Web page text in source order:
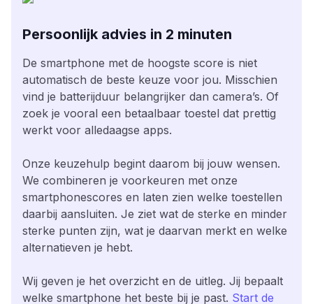
Persoonlijk advies in 2 minuten
De smartphone met de hoogste score is niet
automatisch de beste keuze voor jou. Misschien
vind je batterijduur belangrijker dan camera’s. Of
zoek je vooral een betaalbaar toestel dat prettig
werkt voor alledaagse apps.
Onze keuzehulp begint daarom bij jouw wensen.
We combineren je voorkeuren met onze
smartphonescores en laten zien welke toestellen
daarbij aansluiten. Je ziet wat de sterke en minder
sterke punten zijn, wat je daarvan merkt en welke
alternatieven je hebt.
Wij geven je het overzicht en de uitleg. Jij bepaalt
welke smartphone het beste bij je past. Start de